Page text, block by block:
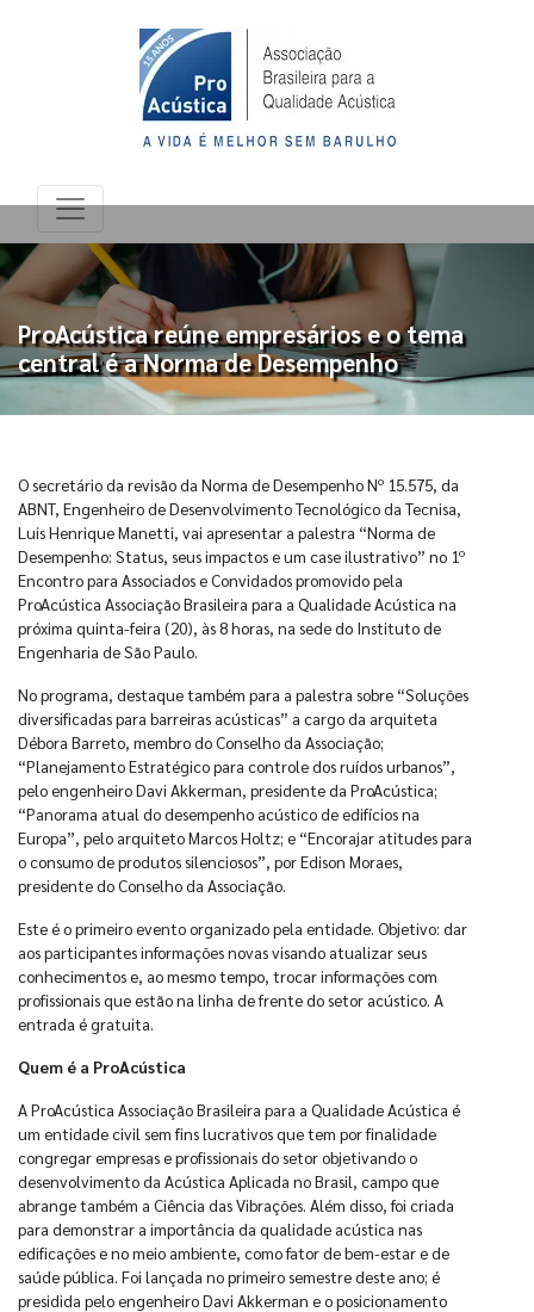
ProAcústica reúne empresários e o tema
central é a Norma de Desempenho
O secretário da revisão da Norma de Desempenho Nº 15.575, da
ABNT, Engenheiro de Desenvolvimento Tecnológico da Tecnisa,
Luis Henrique Manetti, vai apresentar a palestra “Norma de
Desempenho: Status, seus impactos e um case ilustrativo” no 1º
Encontro para Associados e Convidados promovido pela
ProAcústica Associação Brasileira para a Qualidade Acústica na
próxima quinta-feira (20), às 8 horas, na sede do Instituto de
Engenharia de São Paulo.
No programa, destaque também para a palestra sobre “Soluções
diversificadas para barreiras acústicas” a cargo da arquiteta
Débora Barreto, membro do Conselho da Associação;
“Planejamento Estratégico para controle dos ruídos urbanos”,
pelo engenheiro Davi Akkerman, presidente da ProAcústica;
“Panorama atual do desempenho acústico de edifícios na
Europa”, pelo arquiteto Marcos Holtz; e “Encorajar atitudes para
o consumo de produtos silenciosos”, por Edison Moraes,
presidente do Conselho da Associação.
Este é o primeiro evento organizado pela entidade. Objetivo: dar
aos participantes informações novas visando atualizar seus
conhecimentos e, ao mesmo tempo, trocar informações com
profissionais que estão na linha de frente do setor acústico. A
entrada é gratuita.
Quem é a ProAcústica
A ProAcústica Associação Brasileira para a Qualidade Acústica é
um entidade civil sem fins lucrativos que tem por finalidade
congregar empresas e profissionais do setor objetivando o
desenvolvimento da Acústica Aplicada no Brasil, campo que
abrange também a Ciência das Vibrações. Além disso, foi criada
para demonstrar a importância da qualidade acústica nas
edificações e no meio ambiente, como fator de bem-estar e de
saúde pública. Foi lançada no primeiro semestre deste ano; é
presidida pelo engenheiro Davi Akkerman e o posicionamento